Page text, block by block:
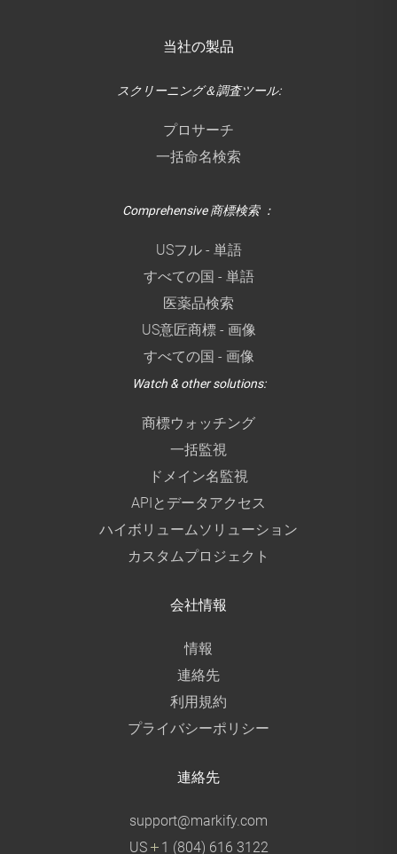
当社の製品
スクリーニング＆調査ツール:
プロサーチ
一括命名検索
Comprehensive 商標検索 ：
USフル - 単語
すべての国 - 単語
医薬品検索
US意匠商標 - 画像
すべての国 - 画像
Watch & other solutions:
商標ウォッチング
一括監視
ドメイン名監視
APIとデータアクセス
ハイボリュームソリューション
カスタムプロジェクト
会社情報
情報
連絡先
利用規約
プライバシーポリシー
連絡先
support@markify.com
US
1 (804) 616 3122